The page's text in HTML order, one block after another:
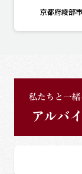
京都府綾部